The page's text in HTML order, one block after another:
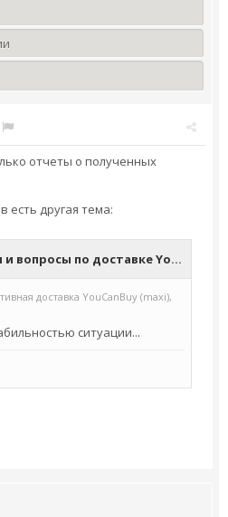
отчеты о полученных
есть другая тема: